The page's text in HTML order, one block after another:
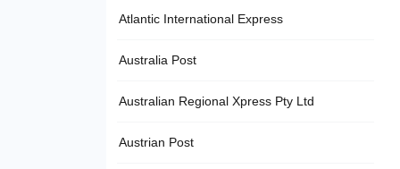
Atlantic International Express
Australia Post
Australian Regional Xpress Pty Ltd
Austrian Post